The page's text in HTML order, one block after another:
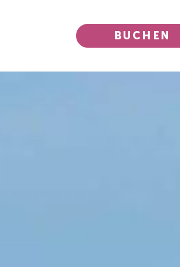
BUCHEN